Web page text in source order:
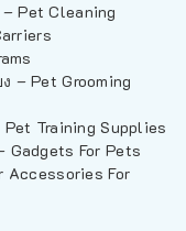
Pet Cleaning
– Pet Grooming
Training Supplies
Gadgets For Pets
Accessories For